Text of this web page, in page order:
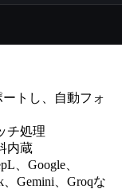
トし、自動フォ
チ処理
内蔵
、Google、
Gemini、Groqな